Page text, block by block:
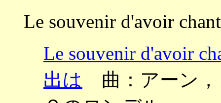
Le souvenir d'avoir
Le souvenir d'avoir
出は 曲：アーン，